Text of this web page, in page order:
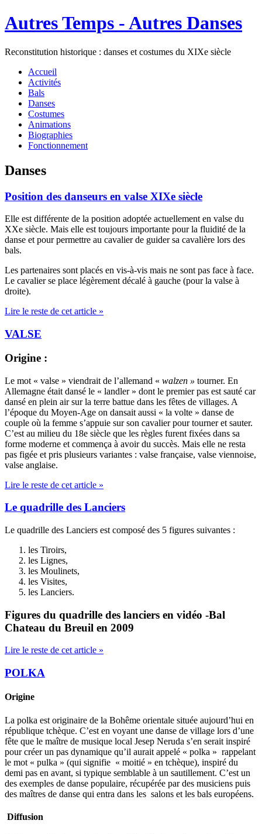
Autres Temps - Autres Danses
Reconstitution historique : danses et costumes du XIXe siècle
Accueil
Activités
Bals
Danses
Costumes
Animations
Biographies
Fonctionnement
Danses
Position des danseurs en valse XIXe siècle
Elle est différente de la position adoptée actuellement en valse du
XXe siècle. Mais elle est toujours importante pour la fluidité de la
danse et pour permettre au cavalier de guider sa cavalière lors des
bals.
Les partenaires sont placés en vis-à-vis mais ne sont pas face à face.
Le cavalier se place légèrement décalé à gauche (pour la valse à
droite).
Lire le reste de cet article »
VALSE
Origine :
Le mot « valse » viendrait de l’allemand « walzen » tourner. En
Allemagne était dansé le « landler » dont le premier pas est sauté car
dansé en plein air sur la terre battue dans les fêtes de villages. A
l’époque du Moyen-Age on dansait aussi « la volte » danse de
couple où la femme s’appuie sur son cavalier pour tourner et sauter.
C’est au milieu du 18e siècle que les règles furent fixées dans sa
forme moderne et commença à avoir du succès. Mais elle ne resta
pas figée et pris plusieurs variantes : valse française, valse viennoise,
valse anglaise.
Lire le reste de cet article »
Le quadrille des Lanciers
Le quadrille des Lanciers est composé des 5 figures suivantes :
les Tiroirs,
les Lignes,
les Moulinets,
les Visites,
les Lanciers.
Figures du quadrille des lanciers en vidéo -Bal
Chateau du Breuil en 2009
Lire le reste de cet article »
POLKA
Origine
La polka est originaire de la Bohême orientale située aujourd’hui en
république tchèque. C’est en voyant une danse de village lors d’une
fête que le maître de musique local Jesep Neruda s’en serait inspiré
pour créer un pas dynamique qu’il aurait appelé « polka » rappelant
le mot « pulka » (qui signifie « moitié » en tchèque), inspiré du
demi pas en avant, si typique semblable à un sautillement. C’est un
des exemples de danse populaire, récupérée par des musiciens puis
des maîtres de danse qui entra dans les salons et les bals européens.
Diffusion